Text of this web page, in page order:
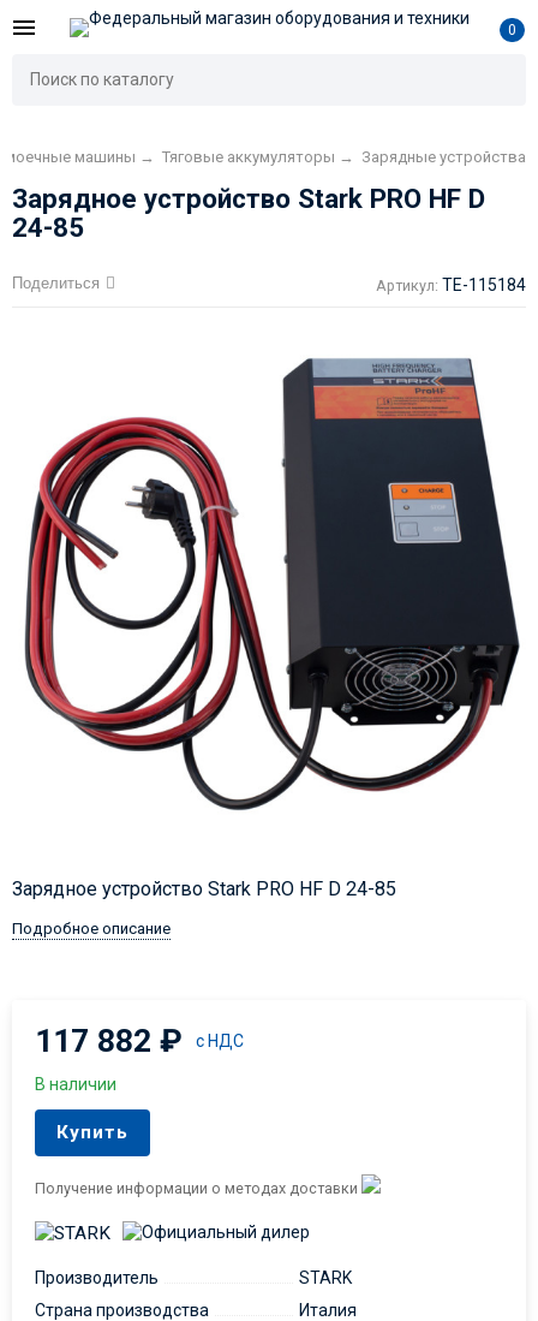
0
машины → Тяговые аккумуляторы → Зарядные устройства
Зарядное устройство Stark PRO HF D
24-85
Поделиться Артикул: TE-115184
Зарядное устройство Stark PRO HF D 24-85
Подробное описание
117 882₽ с НДС
В наличии
Купить
Получение информации о методах доставки
Производитель
STARK
Страна производства
Италия